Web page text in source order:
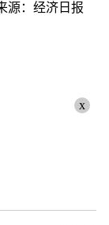
源：经济日报
x